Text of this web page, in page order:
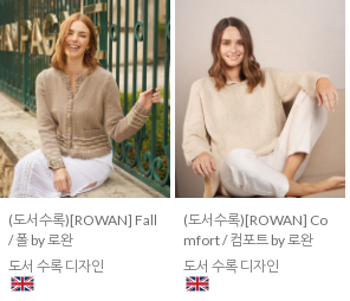
(도서수록)[ROWAN] Fall
/ 폴 by 로완
도서 수록 디자인
(도서수록)[ROWAN] Co
mfort / 컴포트 by 로완
도서 수록 디자인